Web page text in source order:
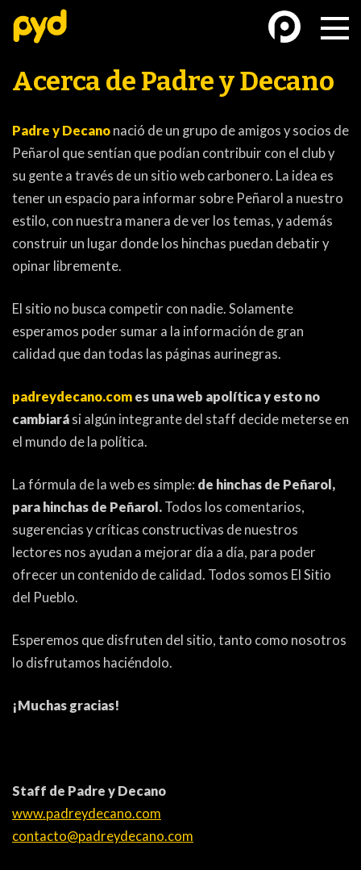
BASKETBALL FÚTBOL FEMENINO
FUTSAL FUTSAL FEMENINO
3ERA DIVISIÓN
FORMATIVAS
PARTIDOS
CONTENIDOS
COLUMNAS
ELECCIONES
TRIBUNA
PYD RADIO
EDITORIALES
ATLETISMO
FÚTBOL PLAYA
MÁS DE PYD
HISTORIA
Acerca de Padre y Decano
Padre y Decano nació de un grupo de amigos y socios de
Peñarol que sentían que podían contribuir con el club y
su gente a través de un sitio web carbonero. La idea es
tener un espacio para informar sobre Peñarol a nuestro
estilo, con nuestra manera de ver los temas, y además
construir un lugar donde los hinchas puedan debatir y
opinar libremente.
El sitio no busca competir con nadie. Solamente
esperamos poder sumar a la información de gran
calidad que dan todas las páginas aurinegras.
padreydecano.com es una web apolítica y esto no
cambiará si algún integrante del staff decide meterse en
el mundo de la política.
La fórmula de la web es simple: de hinchas de Peñarol,
para hinchas de Peñarol. Todos los comentarios,
sugerencias y críticas constructivas de nuestros
lectores nos ayudan a mejorar día a día, para poder
ofrecer un contenido de calidad. Todos somos El Sitio
del Pueblo.
Esperemos que disfruten del sitio, tanto como nosotros
lo disfrutamos haciéndolo.
¡Muchas gracias!
Staff de Padre y Decano
www.padreydecano.com
contacto@padreydecano.com